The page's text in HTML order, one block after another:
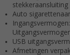
stekkeraansluiting
Auto
USB
Afmetingen